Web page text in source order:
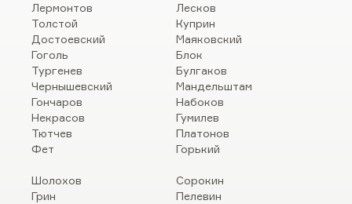
Лермонтов
Толстой
Достоевский
Гоголь
Тургенев
Чернышевский
Гончаров
Некрасов
Тютчев
Фет
Лесков
Куприн
Маяковский
Блок
Булгаков
Мандельштам
Набоков
Гумилев
Платонов
Горький
Шолохов
Грин
Сорокин
Пелевин